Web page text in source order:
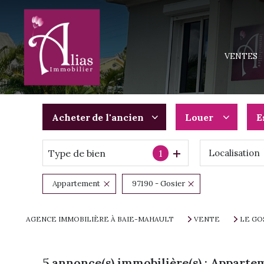
VENTES
TERRAINS
Acheter de l'ancien
De l'ancien
Du neuf
De l'immo pro
Louer
à l'année
Type de bien 1 Localisation
Appartement 97190 - Gosier
AGENCE IMMOBILIÈRE À BAIE-MAHAULT VENTE LE